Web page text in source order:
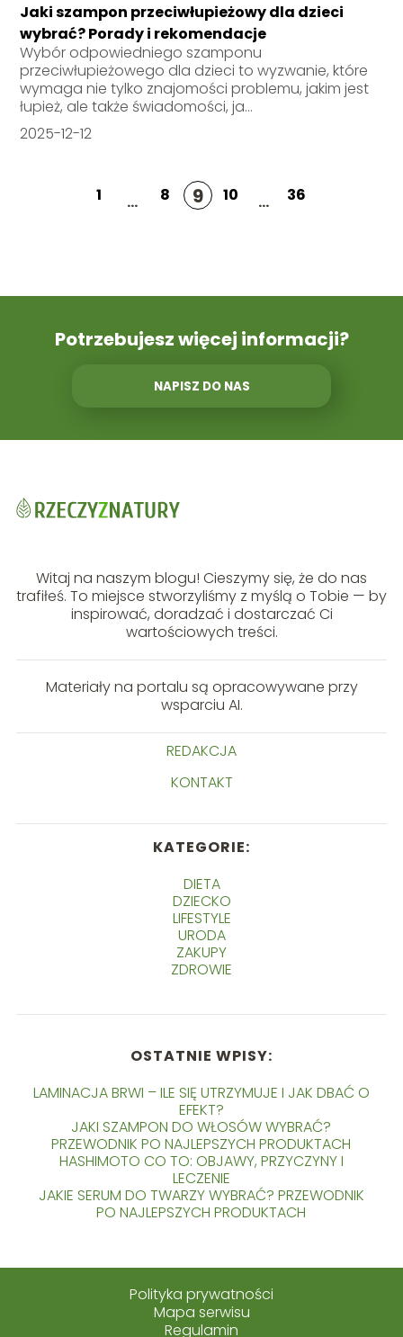
Jaki szampon przeciwłupieżowy dla dzieci
wybrać? Porady i rekomendacje
Wybór odpowiedniego szamponu
przeciwłupieżowego dla dzieci to wyzwanie, które
wymaga nie tylko znajomości problemu, jakim jest
łupież, ale także świadomości, ja...
2025-12-12
1 ... 8 9 10 ... 36
Potrzebujesz więcej informacji?
NAPISZ DO NAS
Witaj na naszym blogu! Cieszymy się, że do nas
trafiłeś. To miejsce stworzyliśmy z myślą o Tobie — by
inspirować, doradzać i dostarczać Ci
wartościowych treści.
Materiały na portalu są opracowywane przy
wsparciu AI.
REDAKCJA
KONTAKT
KATEGORIE:
DIETA
DZIECKO
LIFESTYLE
URODA
ZAKUPY
ZDROWIE
OSTATNIE WPISY:
LAMINACJA BRWI – ILE SIĘ UTRZYMUJE I JAK DBAĆ O
EFEKT?
JAKI SZAMPON DO WŁOSÓW WYBRAĆ?
PRZEWODNIK PO NAJLEPSZYCH PRODUKTACH
HASHIMOTO CO TO: OBJAWY, PRZYCZYNY I
LECZENIE
JAKIE SERUM DO TWARZY WYBRAĆ? PRZEWODNIK
PO NAJLEPSZYCH PRODUKTACH
Polityka prywatności
Mapa serwisu
Regulamin